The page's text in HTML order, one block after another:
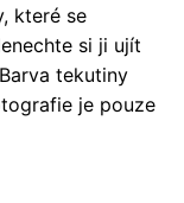
které se
si ji ujít
tekutiny
je pouze